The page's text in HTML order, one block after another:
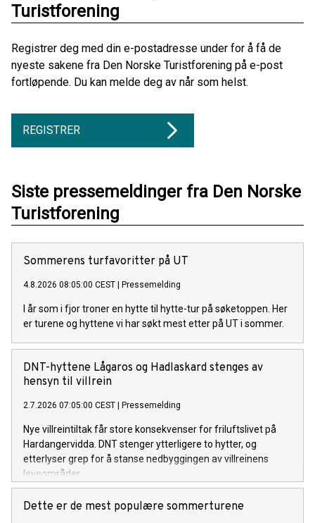
Turistforening
Registrer deg med din e-postadresse under for å få de
nyeste sakene fra Den Norske Turistforening på e-post
fortløpende. Du kan melde deg av når som helst.
REGISTRER
Siste pressemeldinger fra Den Norske
Turistforening
Sommerens turfavoritter på UT
4.8.2026 08:05:00 CEST | Pressemelding
I år som i fjor troner en hytte til hytte-tur på søketoppen. Her
er turene og hyttene vi har søkt mest etter på UT i sommer.
DNT-hyttene Lågaros og Hadlaskard stenges av
hensyn til villrein
2.7.2026 07:05:00 CEST | Pressemelding
Nye villreintiltak får store konsekvenser for friluftslivet på
Hardangervidda. DNT stenger ytterligere to hytter, og
etterlyser grep for å stanse nedbyggingen av villreinens
leveområder.
Dette er de mest populære sommerturene